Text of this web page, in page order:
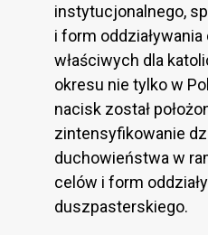
instytucjonalnego,
i form
właściwych dla
okresu nie tylko w
nacisk został
zintensyfikowanie
duchowieństwa w
celów i form
duszpasterskiego.